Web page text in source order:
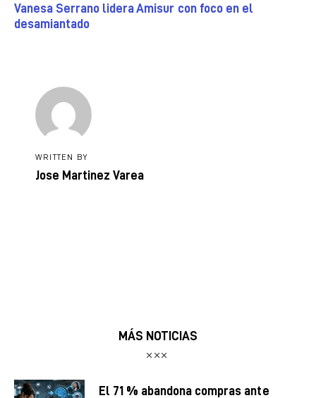
Vanesa Serrano lidera Amisur con foco en el
desamiantado
WRITTEN BY
Jose Martinez Varea
MÁS NOTICIAS
El 71 % abandona compras ante